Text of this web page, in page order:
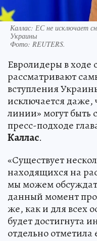
Каллас: ЕС не исключает
Украины
Фото: REUTERS.
Евролидеры в
рассматривают
вступления
исключается даже,
линии» могут быть
пресс-подходе
Каллас.
«Существует
находящихся на
мы можем
данный момент
же, как и для всех
будет достигнута
отдельно